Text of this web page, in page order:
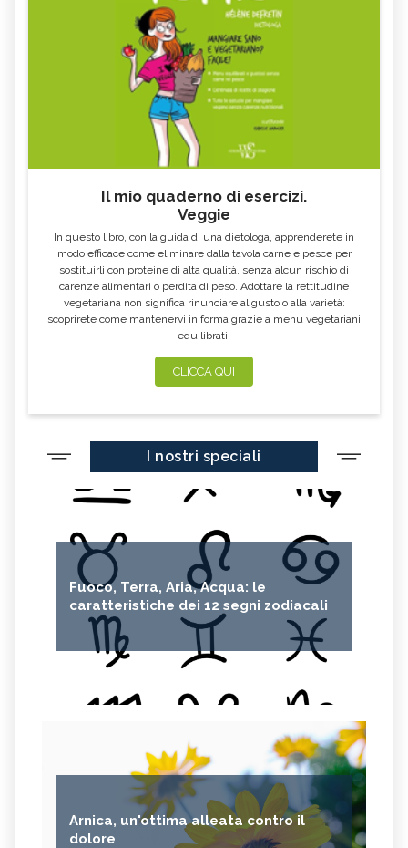
Il mio quaderno di esercizi.
Veggie
In questo libro, con la guida di una dietologa, apprenderete in
modo efficace come eliminare dalla tavola carne e pesce per
sostituirli con proteine di alta qualità, senza alcun rischio di
carenze alimentari o perdita di peso. Adottare la rettitudine
vegetariana non significa rinunciare al gusto o alla varietà:
scoprirete come mantenervi in forma grazie a menu vegetariani
equilibrati!
CLICCA QUI
I nostri speciali
Fuoco, Terra, Aria, Acqua: le
caratteristiche dei 12 segni zodiacali
Arnica, un'ottima alleata contro il
dolore